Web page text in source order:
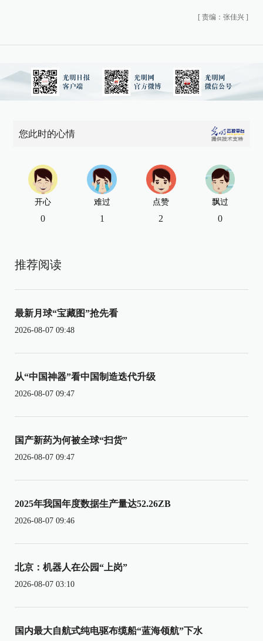
[ 责编：张佳兴 ]
您此时的心情
开心
0
难过
1
点赞
2
飘过
0
推荐阅读
最新月球“宝藏图”抢先看
2026-08-07 09:48
从“中国神器”看中国制造迭代升级
2026-08-07 09:47
国产新药为何被全球“扫货”
2026-08-07 09:47
2025年我国年度数据生产量达52.26ZB
2026-08-07 09:46
北京：机器人在公园“上岗”
2026-08-07 03:10
国内最大自航式纯电驱布缆船“蓝海领航”下水